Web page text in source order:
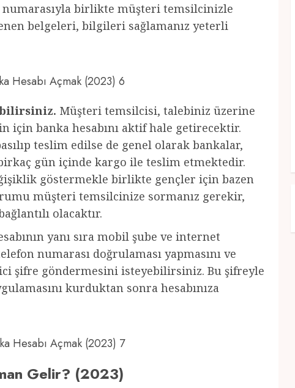
numarasıyla birlikte müşteri temsilcinizle
belgeleri, bilgileri sağlamanız yeterli
Hesabı Açmak (2023) 6
Müşteri temsilcisi, talebiniz üzerine
için banka hesabını aktif hale getirecektir.
teslim edilse de genel olarak bankalar,
gün içinde kargo ile teslim etmektedir.
göstermekle birlikte gençler için bazen
müşteri temsilcinize sormanız gerekir,
olacaktır.
yanı sıra mobil şube ve internet
numarası doğrulaması yapmasını ve
şifre göndermesini isteyebilirsiniz. Bu şifreyle
kurduktan sonra hesabınıza
Hesabı Açmak (2023) 7
Gelir? (2023)